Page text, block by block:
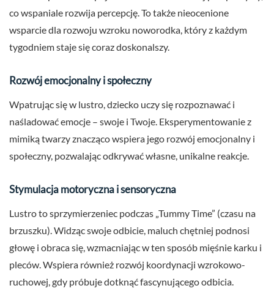
co wspaniale rozwija percepcję. To także nieocenione
wsparcie dla rozwoju wzroku noworodka, który z każdym
tygodniem staje się coraz doskonalszy.
Rozwój emocjonalny i społeczny
Wpatrując się w lustro, dziecko uczy się rozpoznawać i
naśladować emocje – swoje i Twoje. Eksperymentowanie z
mimiką twarzy znacząco wspiera jego rozwój emocjonalny i
społeczny, pozwalając odkrywać własne, unikalne reakcje.
Stymulacja motoryczna i sensoryczna
Lustro to sprzymierzeniec podczas „Tummy Time” (czasu na
brzuszku). Widząc swoje odbicie, maluch chętniej podnosi
głowę i obraca się, wzmacniając w ten sposób mięśnie karku i
pleców. Wspiera również rozwój koordynacji wzrokowo-
ruchowej, gdy próbuje dotknąć fascynującego odbicia.